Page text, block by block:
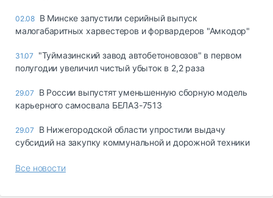
02.08 В Минске запустили серийный выпуск
малогабаритных харвестеров и форвардеров "Амкодор"
31.07
"Туймазинский завод автобетоновозов" в первом
полугодии увеличил чистый убыток в 2,2 раза
29.07
В России выпустят уменьшенную сборную модель
карьерного самосвала БЕЛАЗ-7513
29.07
В Нижегородской области упростили выдачу
субсидий на закупку коммунальной и дорожной техники
Все новости